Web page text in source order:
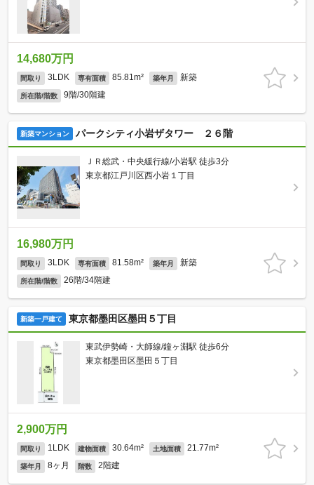
14,680万円
間取り 3LDK 専有面積 85.81m² 築年月 新築
所在階/階数 9階/30階建
新築マンション パークシティ小岩ザタワー ２６階
ＪＲ総武・中央緩行線/小岩駅 徒歩3分
東京都江戸川区西小岩１丁目
16,980万円
間取り 3LDK 専有面積 81.58m² 築年月 新築
所在階/階数 26階/34階建
新築一戸建て 東京都墨田区墨田５丁目
東武伊勢崎・大師線/鐘ヶ淵駅 徒歩6分
東京都墨田区墨田５丁目
2,900万円
間取り 1LDK 建物面積 30.64m² 土地面積 21.77m²
築年月 8ヶ月 階数 2階建